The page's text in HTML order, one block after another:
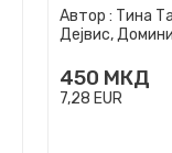
Автор : Тина
Дејвис,
450 МКД
7,28 EUR